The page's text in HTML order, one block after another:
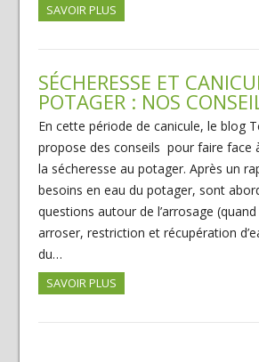
SAVOIR PLUS
SÉCHERESSE ET
POTAGER : NOS
En cette période de canicule, le blog
propose des conseils pour faire face
la sécheresse au potager. Après un
besoins en eau du potager, sont
questions autour de l’arrosage
arroser, restriction et récupération
du…
SAVOIR PLUS